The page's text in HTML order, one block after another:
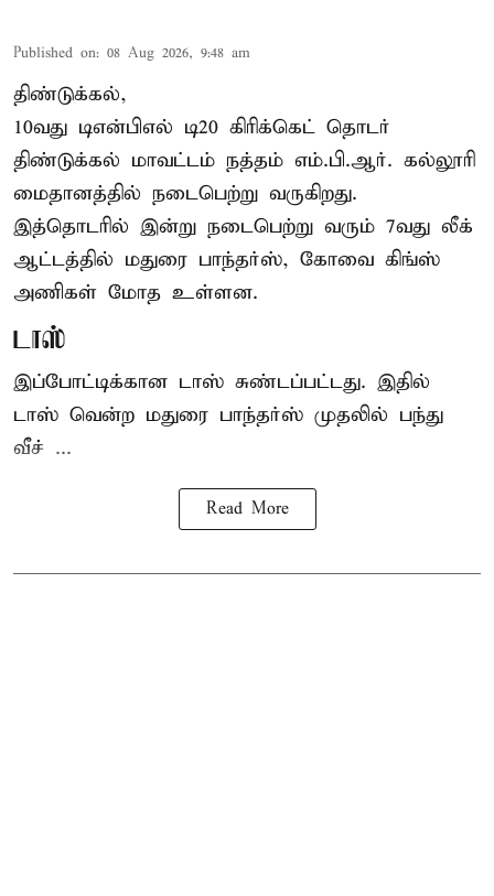
Published on: 08 Aug 2026, 9:48 am
திண்டுக்கல்,
10வது டிஎன்பிஎல் டி20 கிரிக்கெட் தொடர்
திண்டுக்கல் மாவட்டம் நத்தம் எம்.பி.ஆர். கல்லூரி
மைதானத்தில் நடைபெற்று வருகிறது.
இத்தொடரில் இன்று நடைபெற்று வரும் 7வது லீக்
ஆட்டத்தில் மதுரை பாந்தர்ஸ், கோவை கிங்ஸ்
அணிகள் மோத உள்ளன.
டாஸ்
இப்போட்டிக்கான டாஸ் சுண்டப்பட்டது. இதில்
டாஸ் வென்ற மதுரை பாந்தர்ஸ் முதலில் பந்து
வீச் ...
Read More